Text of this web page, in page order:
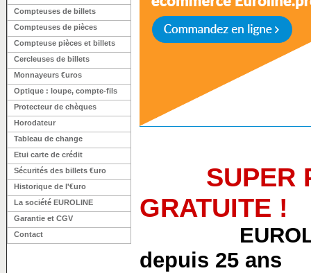
Compteuses de billets
Compteuses de pièces
Compteuse pièces et billets
Cercleuses de billets
Monnayeurs €uros
Optique : loupe, compte-fils
Protecteur de chèques
Horodateur
Tableau de change
Etui carte de crédit
Sécurités des billets €uro
Historique de l'€uro
La société EUROLINE
Garantie et CGV
Contact
SUPER
GRATUITE !
EUROLINE
depuis 25 ans